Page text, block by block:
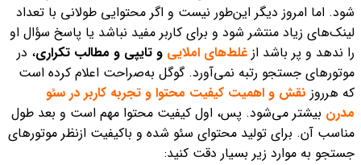
شود. اما امروز دیگر این‌طور نیست و اگر محتوایی طولانی با تعداد
لینک‌های زیاد منتشر شود و برای کاربر مفید نباشد یا پاسخ سؤال او
را ندهد و پر باشد از غلط‌های املایی و تایپی و مطالب تکراری، در
موتورهای جستجو رتبه نمی‌آورد. گوگل به‌صراحت اعلام کرده است
که هرروز نقش و اهمیت کیفیت محتوا و تجربه کاربر در سئو
مدرن بیشتر می‌شود. پس، اول کیفیت محتوا مهم است و بعد طول
مناسب آن. برای تولید محتوای سئو شده و باکیفیت ازنظر موتورهای
جستجو به موارد زیر بسیار دقت کنید: